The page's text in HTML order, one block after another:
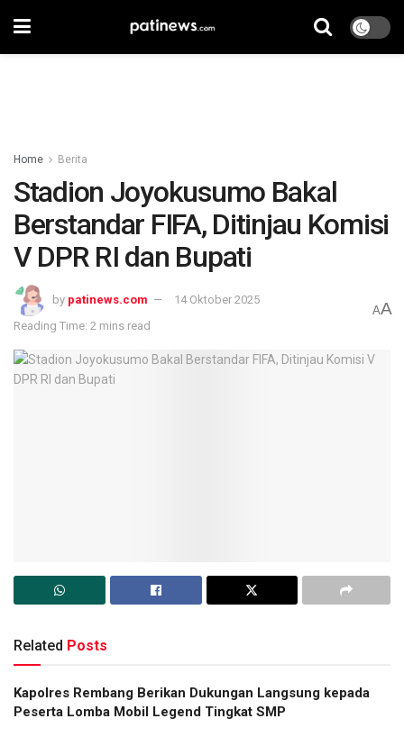
Home Berita
Stadion Joyokusumo Bakal
Berstandar FIFA, Ditinjau Komisi
V DPR RI dan Bupati
by patinews.com
14 Oktober 2025
Reading Time: 2 mins read
AA
Related Posts
Kapolres Rembang Berikan Dukungan Langsung kepada
Peserta Lomba Mobil Legend Tingkat SMP